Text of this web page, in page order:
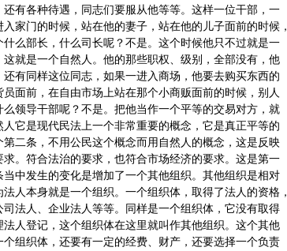
有各种待遇，同志们要服从他等等。这样一位干部，一
入家门的时候，站在他的妻子，站在他的儿子面前的时候，
么部长，什么司长呢？不是。这个时候他只不过就是一
就是一个自然人。他的那些职权、级别，全部没有，他
有同样这位同志，如果一进入商场，他要去购买东西的
面前，在自由市场上站在那个小商贩面前的时候，别人
领导干部呢？不是。把他当作一个平等的交易对方，就
它是现代民法上一个非常重要的概念，它是真正平等的
二条，不用公民这个概念而用自然人的概念，这是反映
求。符合法治的要求，也符合市场经济的要求。这是第一
当中发生的变化是增加了一个其他组织。其他组织是相对
人本身就是一个组织。一个组织体，取得了法人的资格，
法人、企业法人等等。同样是一个组织体，它没有取得
人登记，这个组织体在这里就叫作其他组织。这个其他
组织体，还要有一定的经费、财产，还要选择一个负责